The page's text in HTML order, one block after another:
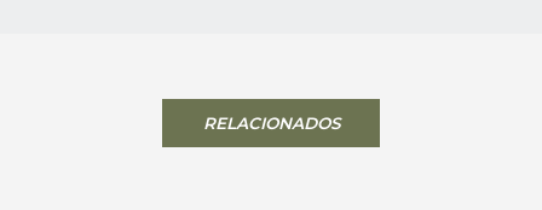
RELACIONADOS